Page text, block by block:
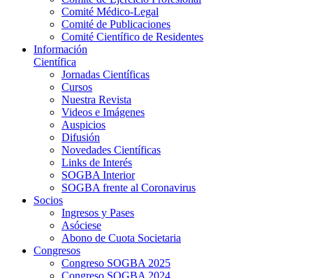
Comité Médico-Legal
Comité de Publicaciones
Comité Científico de Residentes
Información
Científica
Jornadas Científicas
Cursos
Nuestra Revista
Videos e Imágenes
Auspicios
Difusión
Novedades Científicas
Links de Interés
SOGBA Interior
SOGBA frente al Coronavirus
Socios
Ingresos y Pases
Asóciese
Abono de Cuota Societaria
Congresos
Congreso SOGBA 2025